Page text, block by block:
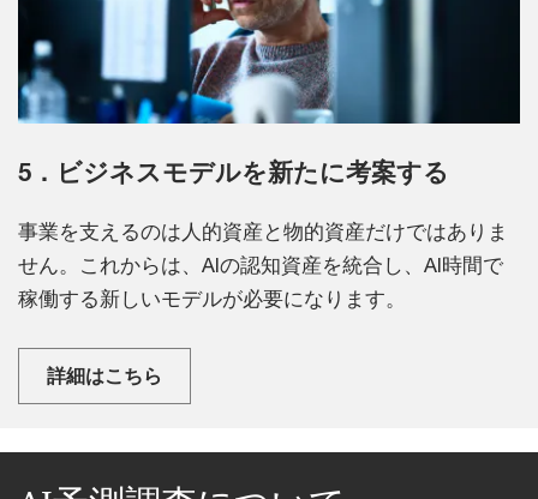
5．ビジネスモデルを新たに考案する
事業を支えるのは人的資産と物的資産だけではありま
せん。これからは、AIの認知資産を統合し、AI時間で
稼働する新しいモデルが必要になります。
詳細はこちら